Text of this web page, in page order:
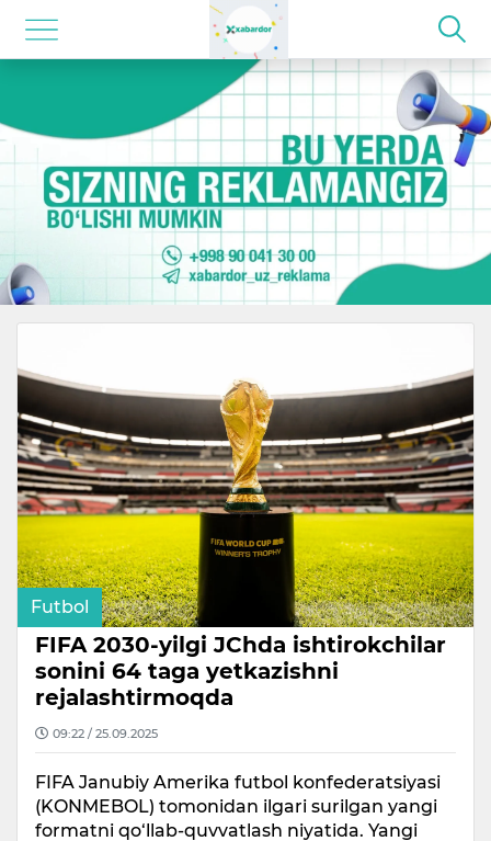
Futbol
FIFA 2030-yilgi JChda ishtirokchilar
sonini 64 taga yetkazishni
rejalashtirmoqda
09:22 / 25.09.2025
FIFA Janubiy Amerika futbol konfederatsiyasi
(KONMEBOL) tomonidan ilgari surilgan yangi
formatni qo‘llab-quvvatlash niyatida. Yangi